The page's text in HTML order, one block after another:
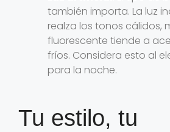
también importa. La luz
realza los tonos cálidos,
fluorescente tiende a
fríos. Considera esto al
para la noche.
Tu estilo, tu